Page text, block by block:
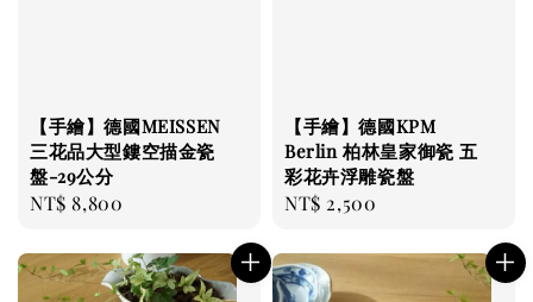
【手繪】德國MEISSEN
三花品大型鏤空描金瓷
盤-29公分
Regular
NT$ 8,800
【手繪】德國KPM
Berlin 柏林皇家御瓷 五
彩花卉浮雕瓷盤
Regular
NT$ 2,500